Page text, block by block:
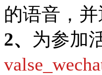
的语音，
2、 为参加